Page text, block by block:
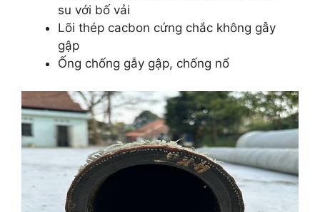
su với bố vải
Lõi thép cacbon cứng chắc không gẫy
gập
Ống chống gẫy gập, chống nổ